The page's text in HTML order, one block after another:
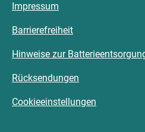
Impressum
Barrierefreiheit
Hinweise zur
Rücksendungen
Cookieeinstellungen